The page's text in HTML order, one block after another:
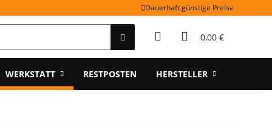
Dauerhaft günstige Preise
0,00 €
WERKSTATT RESTPOSTEN HERSTELLER